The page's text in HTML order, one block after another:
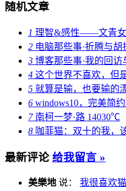
随机文章
1 理智&感性——文青女
2 电脑那些事·折腾与胡
3 博客那些事·我的回访
4 这个世界不喜欢，但
5 就算是输，也要输的
6 windows10，完美简
7南柯一梦·路 14030℃
8 咖菲猫：双十的我，
最新评论 给我留言 »
美樂地 说： 我很喜欢